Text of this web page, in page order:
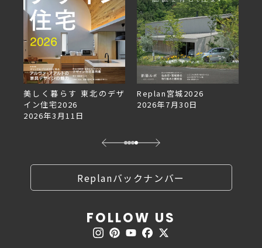
Replan宮城2026
2026年7月30日
Replan北海道VOL.153
2026年6月27日
Replanバックナンバー
FOLLOW US